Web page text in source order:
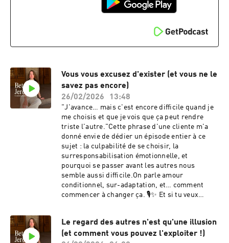
Libre & Confiante
https://bettyjereczek.thrivecart.com/libre-et-
2/.....................................................Où me
Ausha. Visitez ausha.co/politique-de-
confidentialite pour plus d'informations.
transmettez-le à une femme qui en a besoin. 🤍
fondatrice de Libre & ConfiantePour les femmes
qui veulent s'affirmer, gagner en confiance en
soi et reprendre leur place dans leur vie de tous
accompagnement thérapeutique
individuel.Prêtes à aller plus loin ?📘 Le Cahier
de la confiance en soi en 6 étapes :
https://formations.bettyjereczek.fr/ebook-le-
cahier-de-la-confiance-en-soi🎧 Pack audio
d'hypnoses guidées Empow'Her :
https://formations.bettyjereczek.fr/empow-
her✨ Formation Libre & Confiante :
https://formations.bettyjereczek.fr/libre-
confiant-e-2-0Hébergé par Ausha. Visitez
ausha.co/politique-de-confidentialite pour plus
d'informations.
Vous vous excusez d'exister (et vous ne le
savez pas encore)
26/02/2026
13:48
"J'avance… mais c'est encore difficile quand je
me choisis et que je vois que ça peut rendre
triste l'autre."Cette phrase d'une cliente m'a
donné envie de dédier un épisode entier à ce
sujet : la culpabilité de se choisir, la
surresponsabilisation émotionnelle, et
pourquoi se passer avant les autres nous
semble aussi difficile.On parle amour
conditionnel, sur-adaptation, et… comment
commencer à changer ça. 🎙️✨ Et si tu veux
commence bientôt. Exercices guidés, groupe de
sororité, micro-actions au quotidien.Inscription
Le regard des autres n'est qu'une illusion
(et comment vous pouvez l'exploiter !)